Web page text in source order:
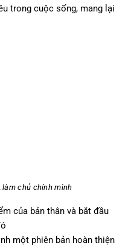
trong cuộc sống, mang lại
làm chủ chính mình
của bản thân và bắt đầu
một phiên bản hoàn thiện